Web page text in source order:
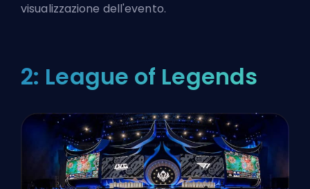
visualizzazione dell'evento.
2: League of Legends